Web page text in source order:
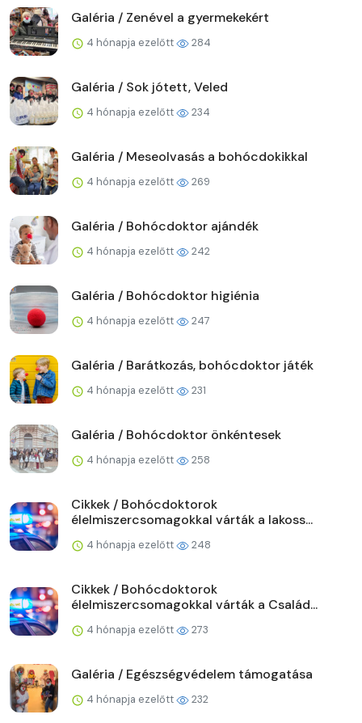
Galéria / Zenével a gyermekekért
4 hónapja ezelőtt 284
Galéria / Sok jótett, Veled
4 hónapja ezelőtt 234
Galéria / Meseolvasás a bohócdokikkal
4 hónapja ezelőtt 269
Galéria / Bohócdoktor ajándék
4 hónapja ezelőtt 242
Galéria / Bohócdoktor higiénia
4 hónapja ezelőtt 247
Galéria / Barátkozás, bohócdoktor játék
4 hónapja ezelőtt 231
Galéria / Bohócdoktor önkéntesek
4 hónapja ezelőtt 258
Cikkek / Bohócdoktorok
élelmiszercsomagokkal várták a lakoss...
4 hónapja ezelőtt 248
Cikkek / Bohócdoktorok
élelmiszercsomagokkal várták a Család...
4 hónapja ezelőtt 273
Galéria / Egészségvédelem támogatása
4 hónapja ezelőtt 232